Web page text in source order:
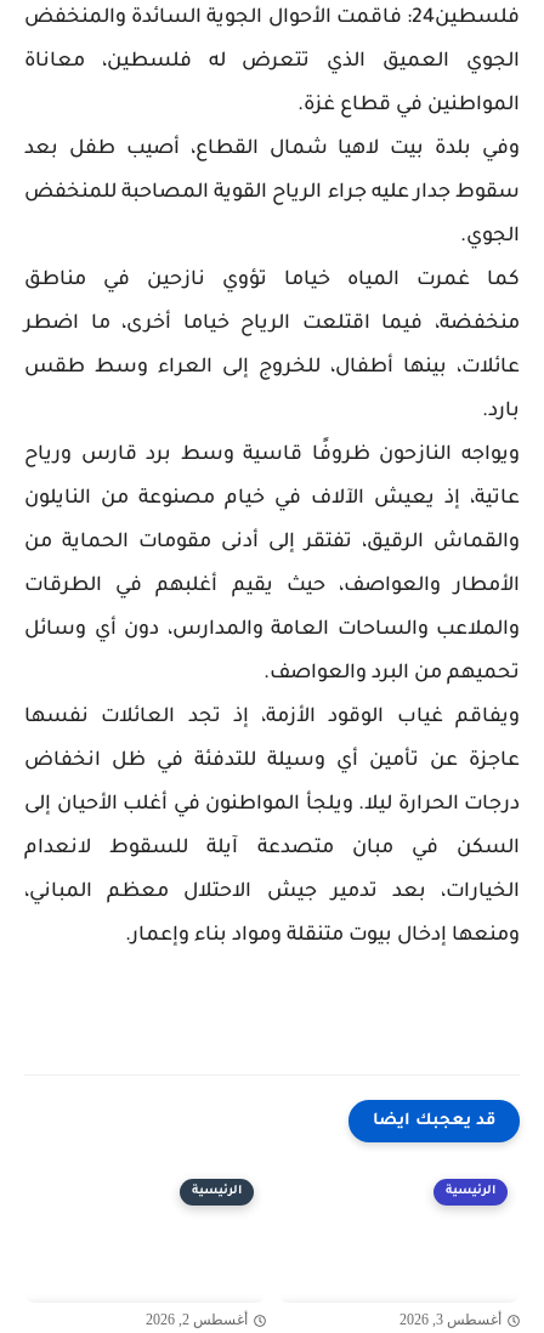
فلسطين24: فاقمت الأحوال الجوية السائدة والمنخفض
الجوي العميق الذي تتعرض له فلسطين، معاناة
المواطنين في قطاع غزة.
وفي بلدة بيت لاهيا شمال القطاع، أصيب طفل بعد
سقوط جدار عليه جراء الرياح القوية المصاحبة للمنخفض
الجوي.
كما غمرت المياه خياما تؤوي نازحين في مناطق
منخفضة، فيما اقتلعت الرياح خياما أخرى، ما اضطر
عائلات، بينها أطفال، للخروج إلى العراء وسط طقس
بارد.
ويواجه النازحون ظروفًا قاسية وسط برد قارس ورياح
عاتية، إذ يعيش الآلاف في خيام مصنوعة من النايلون
والقماش الرقيق، تفتقر إلى أدنى مقومات الحماية من
الأمطار والعواصف، حيث يقيم أغلبهم في الطرقات
والملاعب والساحات العامة والمدارس، دون أي وسائل
تحميهم من البرد والعواصف.
ويفاقم غياب الوقود الأزمة، إذ تجد العائلات نفسها
عاجزة عن تأمين أي وسيلة للتدفئة في ظل انخفاض
درجات الحرارة ليلا. ويلجأ المواطنون في أغلب الأحيان إلى
السكن في مبان متصدعة آيلة للسقوط لانعدام
الخيارات، بعد تدمير جيش الاحتلال معظم المباني،
ومنعها إدخال بيوت متنقلة ومواد بناء وإعمار.
قد يعجبك ايضا
الرئيسية
أغسطس 3, 2026
الرئيسية
أغسطس 2, 2026